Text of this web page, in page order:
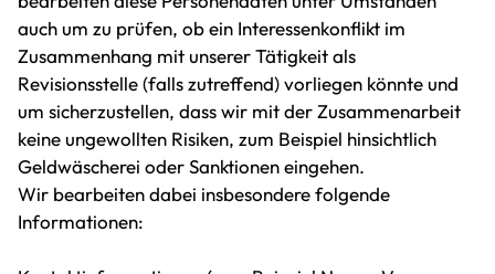
auch um zu prüfen, ob ein Interessenkonflikt im
Zusammenhang mit unserer Tätigkeit als
Revisionsstelle (falls zutreffend) vorliegen könnte und
um sicherzustellen, dass wir mit der Zusammenarbeit
keine ungewollten Risiken, zum Beispiel hinsichtlich
Geldwäscherei oder Sanktionen eingehen.
Wir bearbeiten dabei insbesondere folgende
Informationen: